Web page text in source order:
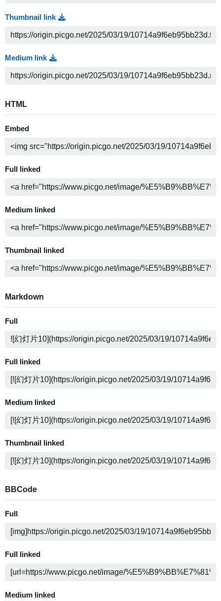
Thumbnail link
Medium link
HTML
Embed
Full linked
Medium linked
Thumbnail linked
Markdown
Full
Full linked
Medium linked
Thumbnail linked
BBCode
Full
Full linked
Medium linked